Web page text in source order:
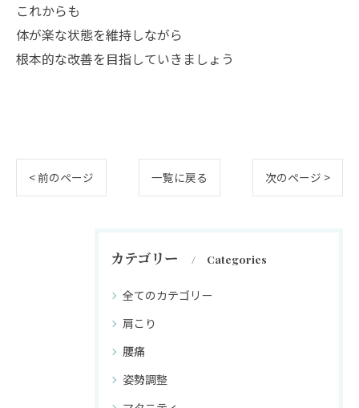
これからも
体が楽な状態を維持しながら
根本的な改善を目指していきましょう
< 前のページ 一覧に戻る 次のページ >
カテゴリー Categories
全てのカテゴリー
肩こり
腰痛
姿勢調整